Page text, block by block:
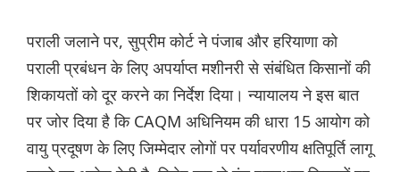
पराली जलाने पर, सुप्रीम कोर्ट ने पंजाब और हरियाणा को
पराली प्रबंधन के लिए अपर्याप्त मशीनरी से संबंधित किसानों की
शिकायतों को दूर करने का निर्देश दिया। न्यायालय ने इस बात
पर जोर दिया है कि CAQM अधिनियम की धारा 15 आयोग को
वायु प्रदूषण के लिए जिम्मेदार लोगों पर पर्यावरणीय क्षतिपूर्ति लागू